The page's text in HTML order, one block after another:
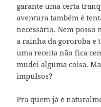
garante uma certa
aventura também é
necessário. Nem posso
a rainha da gororoba e
uma receita não fica
mudei alguma coisa.
impulsos?
Pra quem já é